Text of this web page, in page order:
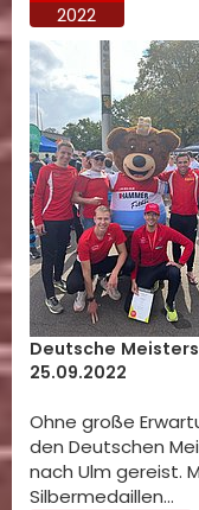
2022
Deutsche
25.09.2022
Ohne große
den Deutschen
nach Ulm gereist.
Silbermedaillen…